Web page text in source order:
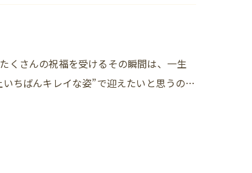
くさんの祝福を受けるその瞬間は、一生
ちばんキレイな姿”で迎えたいと思うの…